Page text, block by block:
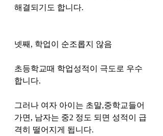
해결되기도 합니다.
넷째, 학업이 순조롭지 않음
초등학교때 학업성적이 극도로 우수
합니다.
그러나 여자 아이는 초말,중학교들어
가면, 남자는 중2 정도 되면 성적이 급
격히 떨어지게 됩니다.